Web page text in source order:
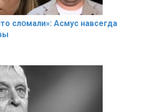
слօмали»: Асмус навсегда